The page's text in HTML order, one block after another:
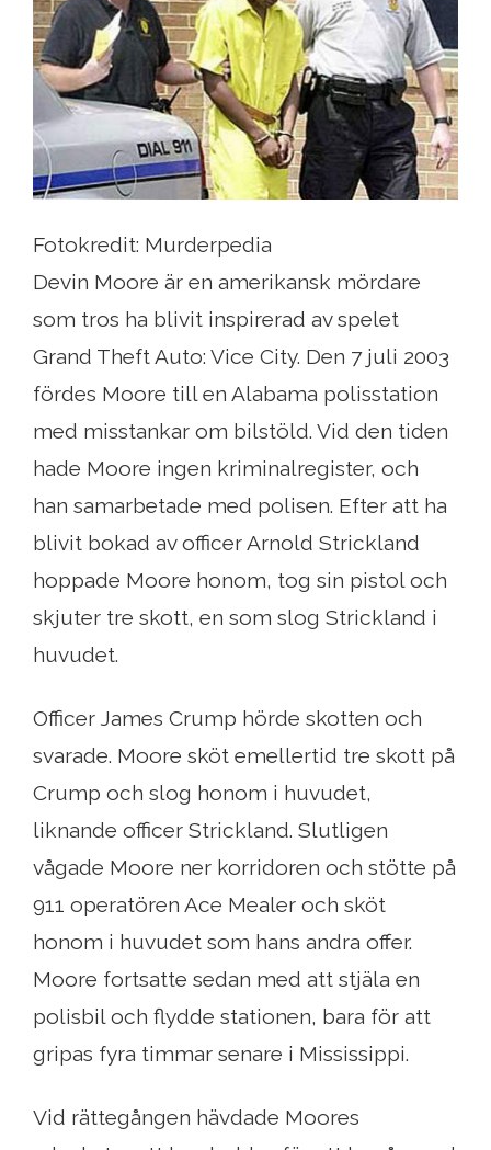
Fotokredit: Murderpedia
Devin Moore är en amerikansk mördare
som tros ha blivit inspirerad av spelet
Grand Theft Auto: Vice City. Den 7 juli 2003
fördes Moore till en Alabama polisstation
med misstankar om bilstöld. Vid den tiden
hade Moore ingen kriminalregister, och
han samarbetade med polisen. Efter att ha
blivit bokad av officer Arnold Strickland
hoppade Moore honom, tog sin pistol och
skjuter tre skott, en som slog Strickland i
huvudet.
Officer James Crump hörde skotten och
svarade. Moore sköt emellertid tre skott på
Crump och slog honom i huvudet,
liknande officer Strickland. Slutligen
vågade Moore ner korridoren och stötte på
911 operatören Ace Mealer och sköt
honom i huvudet som hans andra offer.
Moore fortsatte sedan med att stjäla en
polisbil och flydde stationen, bara för att
gripas fyra timmar senare i Mississippi.
Vid rättegången hävdade Moores